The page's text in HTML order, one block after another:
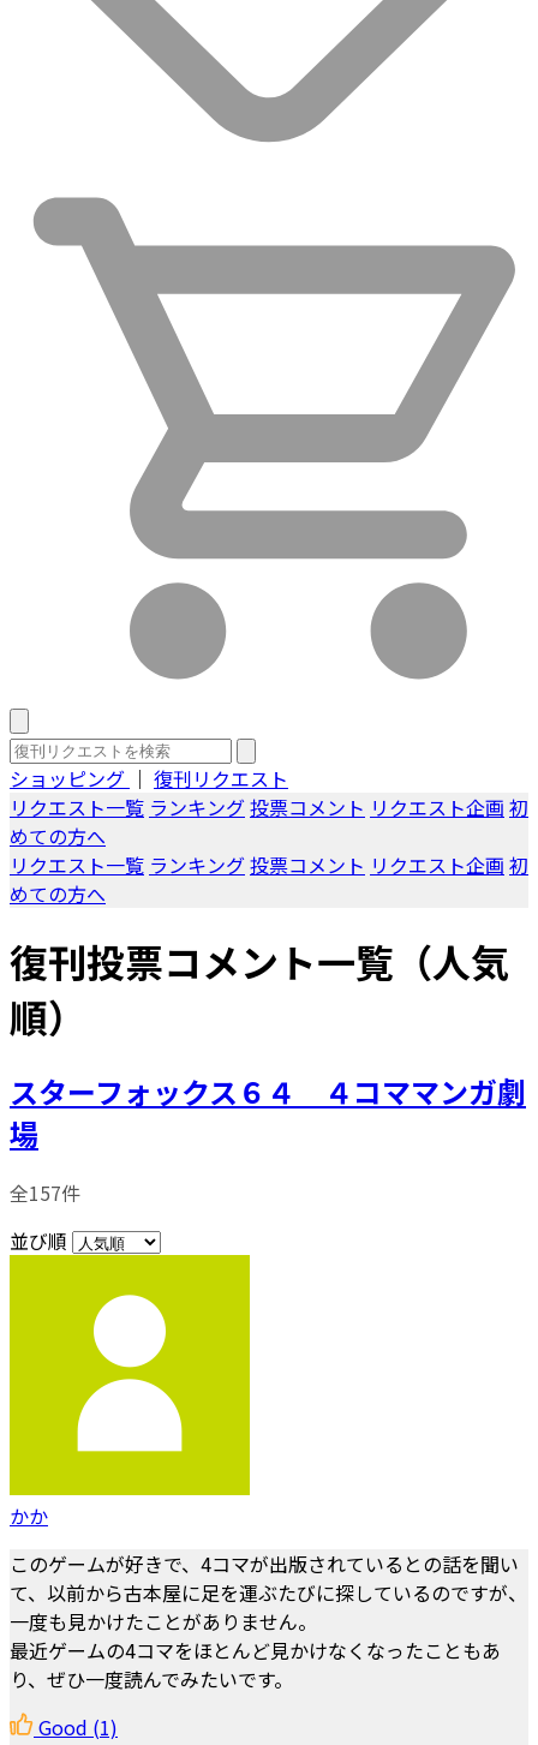
ショッピング ｜ 復刊リクエスト
リクエスト一覧 ランキング投票コメント リクエスト企画 初
めての方へ
リクエスト一覧 ランキング投票コメント リクエスト企画 初
めての方へ
復刊投票コメント一覧（人気
順）
スターフォックス６４ ４コママンガ劇
場
全157件
並び順
かか
このゲームが好きで、4コマが出版されているとの話を聞い
て、以前から古本屋に足を運ぶたびに探しているのですが、
一度も見かけたことがありません。
最近ゲームの4コマをほとんど見かけなくなったこともあ
り、ぜひ一度読んでみたいです。
Good (1)